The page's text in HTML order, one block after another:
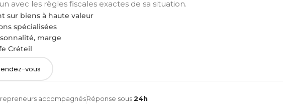
avec les règles fiscales exactes de sa situation.
sur biens à haute valeur
spécialisées
marge
Créteil
vous
accompagnésRéponse sous24h